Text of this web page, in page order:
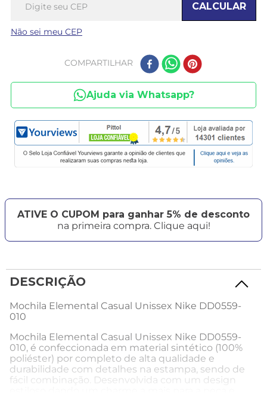
CALCULAR
Não sei meu CEP
COMPARTILHAR
Ajuda via Whatsapp?
ATIVE O CUPOM para ganhar 5% de desconto
na primeira compra. Clique aqui!
DESCRIÇÃO
Mochila Elemental Casual Unissex Nike DD0559-
010
Mochila Elemental Casual Unissex Nike DD0559-
010, é confeccionada em material sintético (100%
poliéster) por completo de alta qualidade e
durabilidade com detalhes na estampa, sendo de
fácil combinação. Desenvolvida com um design